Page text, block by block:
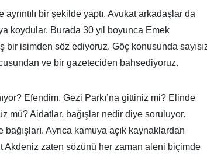
bir şekilde yaptı. Avukat arkadaşlar da
koydular. Burada 30 yıl boyunca Emek
bir isimden söz ediyoruz. Göç konusunda
ve bir gazeteciden bahsediyoruz.
Efendim, Gezi Parkı’na gittiniz mi? Elinde
mü? Aidatlar, bağışlar nedir diye soruluyor.
Ayrıca kamuya açık kaynaklardan
Akdeniz zaten sözünü her zaman aleni biçimde